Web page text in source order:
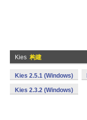
Kies 构建
Kies 2.5.1 (Windows)
Kies 2.3.2 (Windows)